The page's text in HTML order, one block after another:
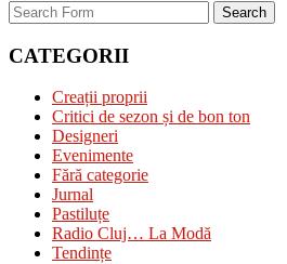
Search
CATEGORII
Creații proprii
Critici de sezon și de bon ton
Designeri
Evenimente
Fără categorie
Jurnal
Pastiluțe
Radio Cluj… La Modă
Tendințe